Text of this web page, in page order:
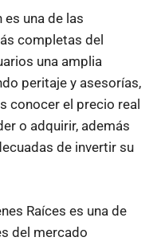
es una de las
completas del
una amplia
peritaje y asesorías,
conocer el precio real
o adquirir, además
de invertir su
Raíces es una de
del mercado